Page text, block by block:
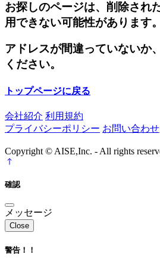
お探しのページは、削除され
用できない可能性があります。
アドレスが間違っていないか
ください。
トップページに戻る
会社紹介 利用規約
プライバシーポリシー お問い合わせ
Copyright © AISE,Inc. - All rights
確認
メッセージ
Close
警告！！